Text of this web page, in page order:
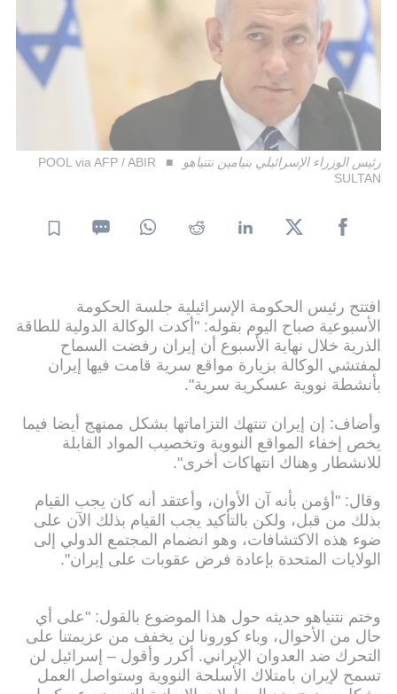
رئيس الوزراء الإسرائيلي بنيامين نتنياهو
POOL via AFP / ABIR
SULTAN
افتتح رئيس الحكومة الإسرائيلية جلسة الحكومة
الأسبوعية صباح اليوم بقوله: "أكدت الوكالة الدولية للطاقة
الذرية خلال نهاية الأسبوع أن إيران رفضت السماح
لمفتشي الوكالة بزيارة مواقع سرية قامت فيها إيران
بأنشطة نووية عسكرية سرية".
وأضاف: إن إيران تنتهك التزاماتها بشكل ممنهج أيضا فيما
يخص إخفاء المواقع النووية وتخصيب المواد القابلة
للانشطار وهناك انتهاكات أخرى".
وقال: "أؤمن بأنه آن الأوان، وأعتقد أنه كان يجب القيام
بذلك من قبل، ولكن بالتأكيد يجب القيام بذلك الآن على
ضوء هذه الاكتشافات، وهو انضمام المجتمع الدولي إلى
الولايات المتحدة بإعادة فرض عقوبات على إيران".
وختم نتنياهو حديثه حول هذا الموضوع بالقول: "على أي
حال من الأحوال، وباء كورونا لن يخفف من عزيمتنا على
التحرك ضد العدوان الإيراني. أكرر وأقول – إسرائيل لن
تسمح لإيران بامتلاك الأسلحة النووية وستواصل العمل